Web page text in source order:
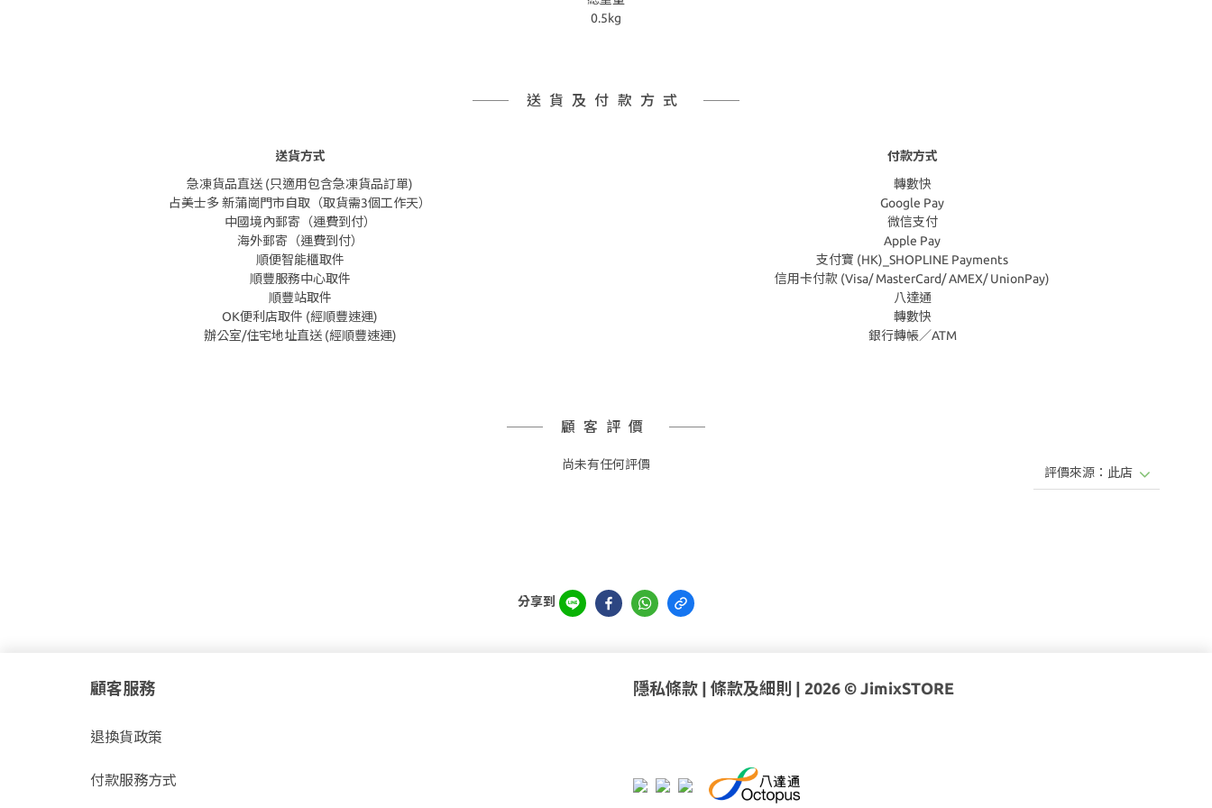
0.5kg
送貨及付款方式
送貨方式
急凍貨品直送 (只適用包含急凍貨品訂單)
占美士多 新蒲崗門市自取（取貨需3個工作天）
中國境內郵寄（運費到付）
海外郵寄（運費到付）
順便智能櫃取件
順豐服務中心取件
順豐站取件
OK便利店取件 (經順豐速運)
辦公室/住宅地址直送 (經順豐速運)
付款方式
轉數快
Google Pay
微信支付
Apple Pay
支付寶 (HK)_SHOPLINE Payments
信用卡付款 (Visa/ MasterCard/ AMEX/ UnionPay)
八達通
轉數快
銀行轉帳／ATM
顧客評價
尚未有任何評價
分享到
顧客服務
退換貨政策
付款服務方式
隱私條款 條款及細則 | 2026 © JimixSTORE